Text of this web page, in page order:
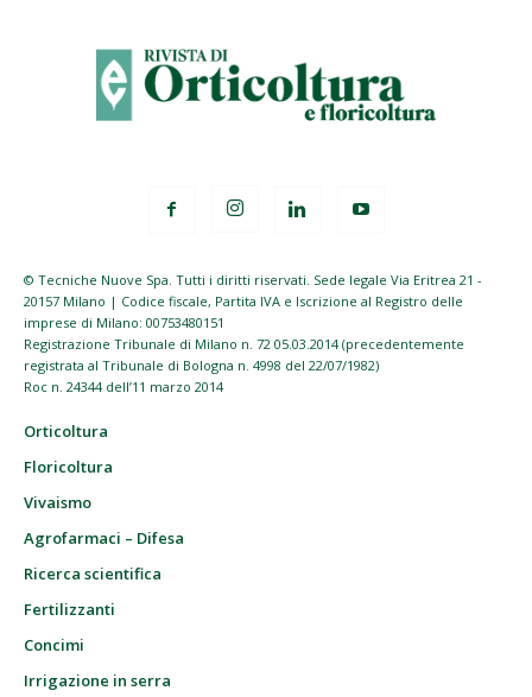
© Tecniche Nuove Spa. Tutti i diritti riservati. Sede legale Via Eritrea 21 -
20157 Milano | Codice fiscale, Partita IVA e Iscrizione al Registro delle
imprese di Milano: 00753480151
Registrazione Tribunale di Milano n. 72 05.03.2014 (precedentemente
registrata al Tribunale di Bologna n. 4998 del 22/07/1982)
Roc n. 24344 dell’11 marzo 2014
Orticoltura
Floricoltura
Vivaismo
Agrofarmaci – Difesa
Ricerca scientifica
Fertilizzanti
Concimi
Irrigazione in serra